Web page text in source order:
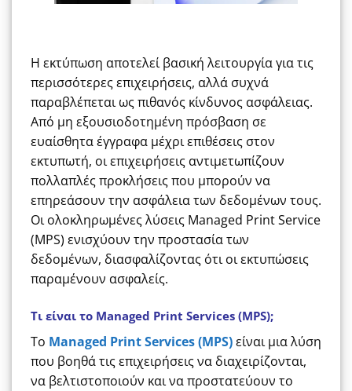
Η εκτύπωση αποτελεί βασική λειτουργία για τις
περισσότερες επιχειρήσεις, αλλά συχνά
παραβλέπεται ως πιθανός κίνδυνος ασφάλειας.
Από μη εξουσιοδοτημένη πρόσβαση σε
ευαίσθητα έγγραφα μέχρι επιθέσεις στον
εκτυπωτή, οι επιχειρήσεις αντιμετωπίζουν
πολλαπλές προκλήσεις που μπορούν να
επηρεάσουν την ασφάλεια των δεδομένων τους.
Οι ολοκληρωμένες λύσεις Managed Print Service
(MPS) ενισχύουν την προστασία των
δεδομένων, διασφαλίζοντας ότι οι εκτυπώσεις
παραμένουν ασφαλείς.
Τι είναι το Managed Print Services (MPS);
Το Managed Print Services (MPS)είναι μια λύση
που βοηθά τις επιχειρήσεις να διαχειρίζονται,
να βελτιστοποιούν και να προστατεύουν το